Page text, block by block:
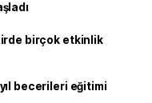
birçok etkinlik
becerileri eğitimi